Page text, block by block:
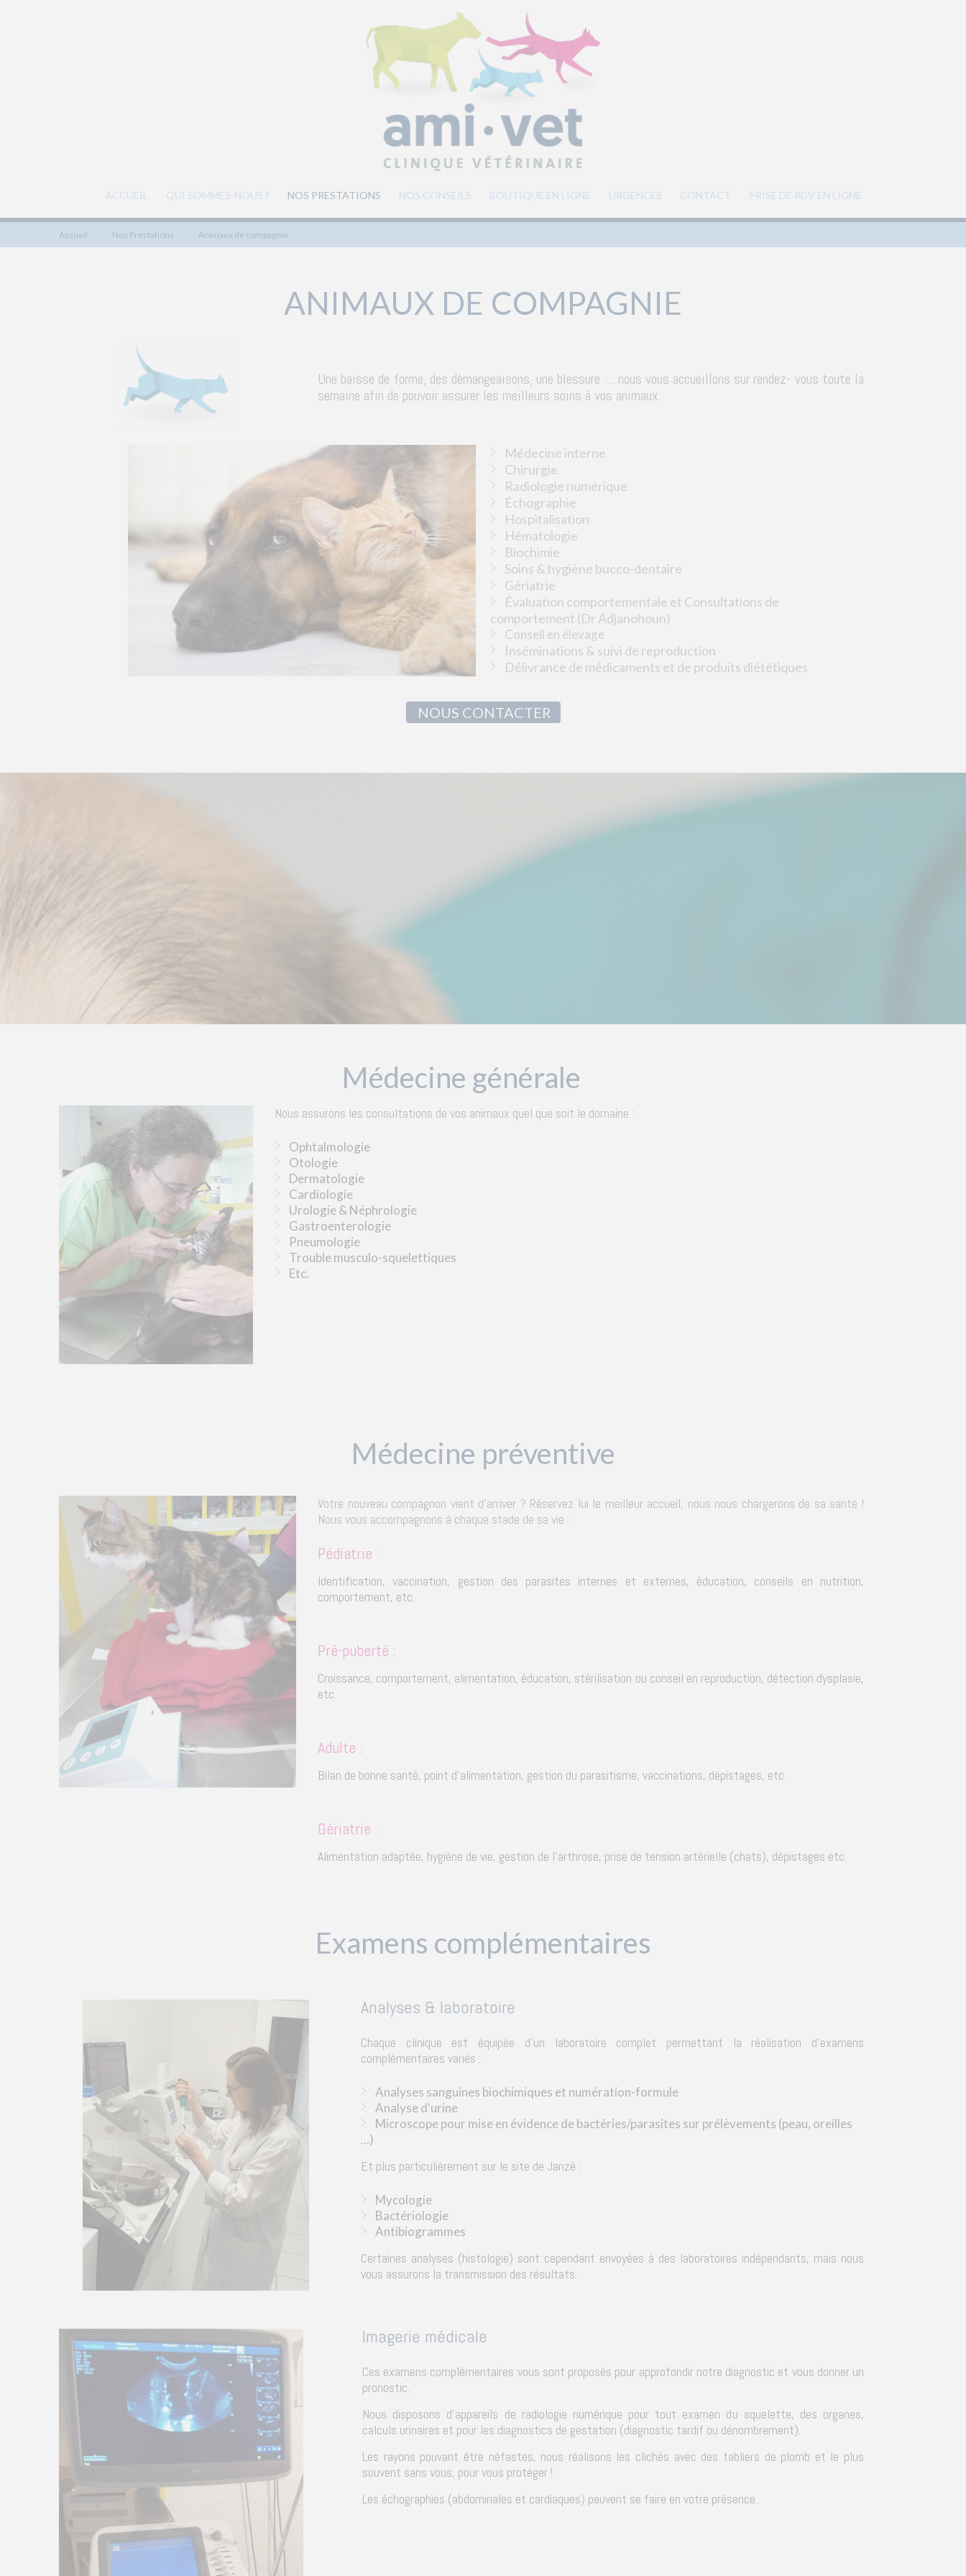
ACCUEIL QUI SOMMES-NOUS ? NOS PRESTATIONS NOS CONSEILS BOUTIQUE EN LIGNE URGENCES CONTACT PRISE DE RDV EN LIGNE
Accueil Nos Prestations Animaux de compagnie
ANIMAUX DE COMPAGNIE
Une baisse de forme, des démangeaisons, une blessure … nous vous accueillons sur rendez- vous toute la
semaine afin de pouvoir assurer les meilleurs soins à vos animaux.
Médecine interne
Chirurgie
Radiologie numérique
Échographie
Hospitalisation
Hématologie
Biochimie
Soins & hygiène bucco-dentaire
Gériatrie
Évaluation comportementale et Consultations de
comportement (Dr Adjanohoun)
Conseil en élevage
Inséminations & suivi de reproduction
Délivrance de médicaments et de produits diététiques
NOUS CONTACTER
Médecine générale
Nous assurons les consultations de vos animaux quel que soit le domaine :
Ophtalmologie
Otologie
Dermatologie
Cardiologie
Urologie & Néphrologie
Gastroenterologie
Pneumologie
Trouble musculo-squelettiques
Etc.
Médecine préventive
Votre nouveau compagnon vient d'arriver ? Réservez lui le meilleur accueil, nous nous chargerons de sa santé !
Nous vous accompagnons à chaque stade de sa vie :
Pédiatrie :
Identification, vaccination, gestion des parasites internes et externes, éducation, conseils en nutrition,
comportement, etc.
Pré-puberté :
Croissance, comportement, alimentation, éducation, stérilisation ou conseil en reproduction, détection dysplasie,
etc.
Adulte :
Bilan de bonne santé, point d'alimentation, gestion du parasitisme, vaccinations, dépistages, etc.
Gériatrie :
Alimentation adaptée, hygiène de vie, gestion de l'arthrose, prise de tension artérielle (chats), dépistages etc.
Examens complémentaires
Analyses & laboratoire
Chaque clinique est équipée d'un laboratoire complet permettant la réalisation d'examens
complémentaires variés :
Analyses sanguines biochimiques et numération-formule
Analyse d'urine
Microscope pour mise en évidence de bactéries/parasites sur prélèvements (peau, oreilles
...)
Et plus particulièrement sur le site de Janzé :
Mycologie
Bactériologie
Antibiogrammes
Certaines analyses (histologie) sont cependant envoyées à des laboratoires indépendants, mais nous
vous assurons la transmission des résultats.
Imagerie médicale
Ces examens complémentaires vous sont proposés pour approfondir notre diagnostic et vous donner un
pronostic.
Nous disposons d'appareils de radiologie numérique pour tout examen du squelette, des organes,
calculs urinaires et pour les diagnostics de gestation (diagnostic tardif ou dénombrement).
Les rayons pouvant être néfastes, nous réalisons les clichés avec des tabliers de plomb et le plus
souvent sans vous, pour vous protéger !
Les échographies (abdominales et cardiaques) peuvent se faire en votre présence.